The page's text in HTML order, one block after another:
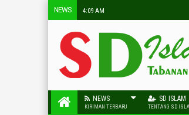
NEWS 4:09 AM
NEWS
KIRIMAN TERBARU
SD ISLAM
TENTANG SD